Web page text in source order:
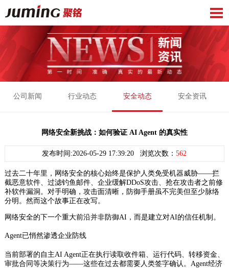
公司新闻 行业动态 安全动态 安全资讯
网络安全新挑战：如何验证 AI Agent 的真实性
发布时间:2026-05-29 17:39:20 浏览次数：562
过去二十年里，网络安全的核心始终是保护人类免受机器威胁——拦
截恶意软件、过滤钓鱼邮件、企业缓解DDoS攻击、抢在攻击者之前修
补软件漏洞。对手明确，攻击面清晰，防御手册虽不完美但至少脉络
分明。然而这个故事正在改写。
网络安全的下一个重大前沿并非防御AI，而是建立对AI的信任机制。
Agent已悄然渗透企业防线
当前部署的自主AI Agent正在执行读取收件箱、运行代码、转移资金、
审批合同等决策行为——这些在过去都需要人类签字确认。Agent经济